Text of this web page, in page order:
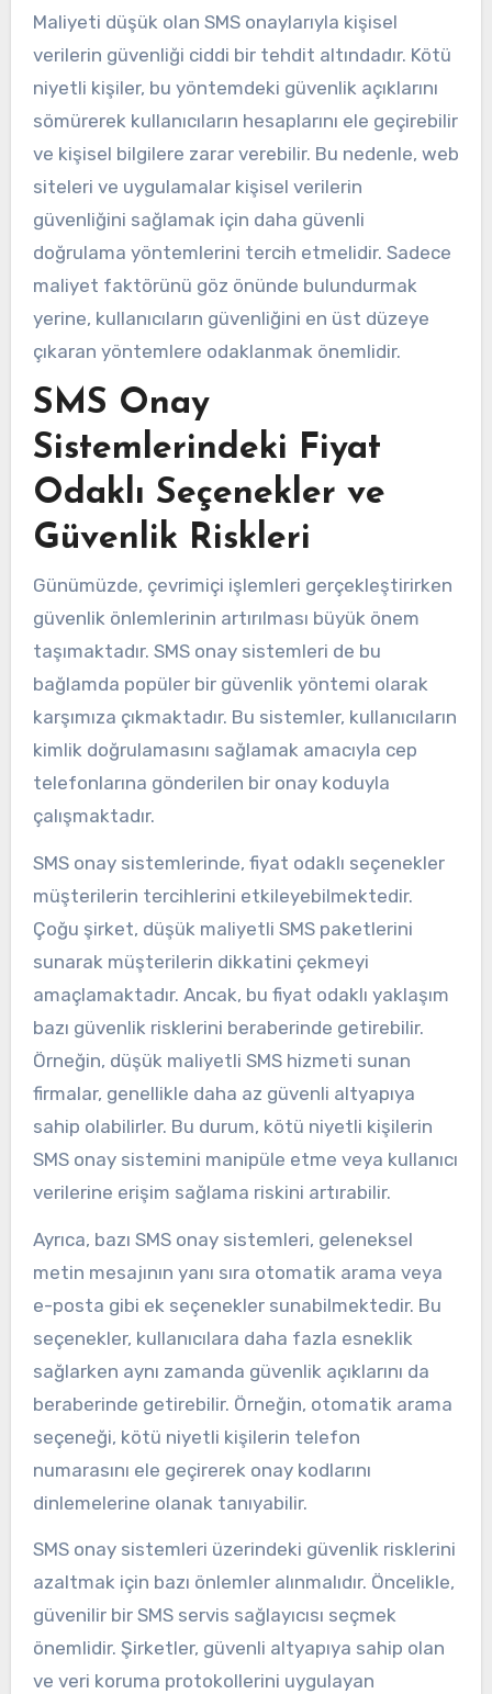
Maliyeti düşük olan SMS onaylarıyla kişisel
verilerin güvenliği ciddi bir tehdit altındadır. Kötü
niyetli kişiler, bu yöntemdeki güvenlik açıklarını
sömürerek kullanıcıların hesaplarını ele geçirebilir
ve kişisel bilgilere zarar verebilir. Bu nedenle, web
siteleri ve uygulamalar kişisel verilerin
güvenliğini sağlamak için daha güvenli
doğrulama yöntemlerini tercih etmelidir. Sadece
maliyet faktörünü göz önünde bulundurmak
yerine, kullanıcıların güvenliğini en üst düzeye
çıkaran yöntemlere odaklanmak önemlidir.
SMS Onay
Sistemlerindeki Fiyat
Odaklı Seçenekler ve
Güvenlik Riskleri
Günümüzde, çevrimiçi işlemleri gerçekleştirirken
güvenlik önlemlerinin artırılması büyük önem
taşımaktadır. SMS onay sistemleri de bu
bağlamda popüler bir güvenlik yöntemi olarak
karşımıza çıkmaktadır. Bu sistemler, kullanıcıların
kimlik doğrulamasını sağlamak amacıyla cep
telefonlarına gönderilen bir onay koduyla
çalışmaktadır.
SMS onay sistemlerinde, fiyat odaklı seçenekler
müşterilerin tercihlerini etkileyebilmektedir.
Çoğu şirket, düşük maliyetli SMS paketlerini
sunarak müşterilerin dikkatini çekmeyi
amaçlamaktadır. Ancak, bu fiyat odaklı yaklaşım
bazı güvenlik risklerini beraberinde getirebilir.
Örneğin, düşük maliyetli SMS hizmeti sunan
firmalar, genellikle daha az güvenli altyapıya
sahip olabilirler. Bu durum, kötü niyetli kişilerin
SMS onay sistemini manipüle etme veya kullanıcı
verilerine erişim sağlama riskini artırabilir.
Ayrıca, bazı SMS onay sistemleri, geleneksel
metin mesajının yanı sıra otomatik arama veya
e-posta gibi ek seçenekler sunabilmektedir. Bu
seçenekler, kullanıcılara daha fazla esneklik
sağlarken aynı zamanda güvenlik açıklarını da
beraberinde getirebilir. Örneğin, otomatik arama
seçeneği, kötü niyetli kişilerin telefon
numarasını ele geçirerek onay kodlarını
dinlemelerine olanak tanıyabilir.
SMS onay sistemleri üzerindeki güvenlik risklerini
azaltmak için bazı önlemler alınmalıdır. Öncelikle,
güvenilir bir SMS servis sağlayıcısı seçmek
önemlidir. Şirketler, güvenli altyapıya sahip olan
ve veri koruma protokollerini uygulayan